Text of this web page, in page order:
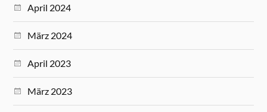
April 2024
März 2024
April 2023
März 2023